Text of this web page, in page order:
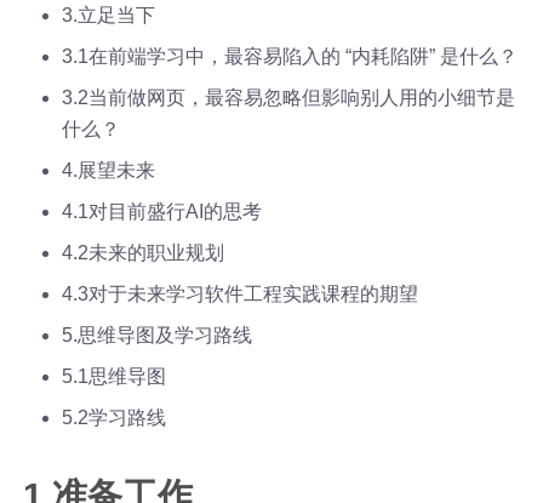
3.立足当下
3.1在前端学习中，最容易陷入的 “内耗陷阱” 是什么？
3.2当前做网页，最容易忽略但影响别人用的小细节是
什么？
4.展望未来
4.1对目前盛行AI的思考
4.2未来的职业规划
4.3对于未来学习软件工程实践课程的期望
5.思维导图及学习路线
5.1思维导图
5.2学习路线